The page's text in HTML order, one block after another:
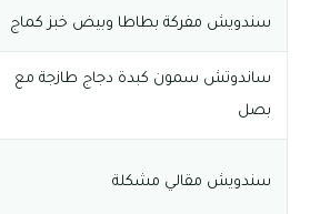
سندويش مفركة بطاطا وبيض خبز كماج
ساندوتش سمون كبدة دجاج طازجة مع
بصل
سندويش مقالي مشكلة